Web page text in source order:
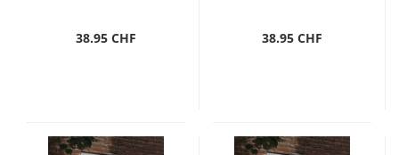
38.95 CHF 38.95 CHF